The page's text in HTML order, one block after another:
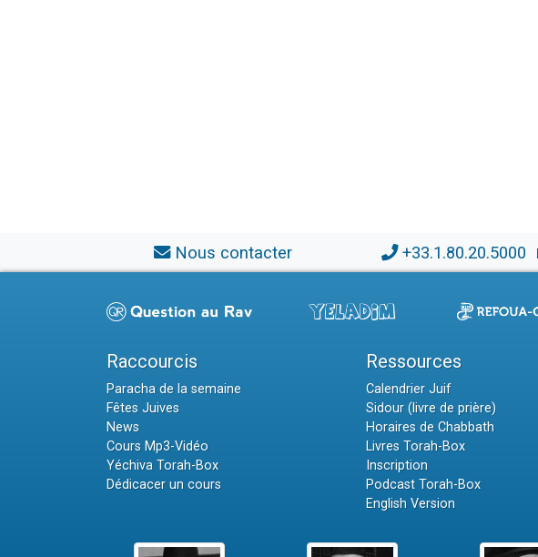
Nous contacter +33.1.80.20.5000
Raccourcis
Paracha de la semaine
Fêtes Juives
News
Cours Mp3-Vidéo
Yéchiva Torah-Box
Dédicacer un cours
Ressources
Calendrier Juif
Sidour (livre de prière)
Horaires de Chabbath
Livres Torah-Box
Inscription
Podcast Torah-Box
English Version